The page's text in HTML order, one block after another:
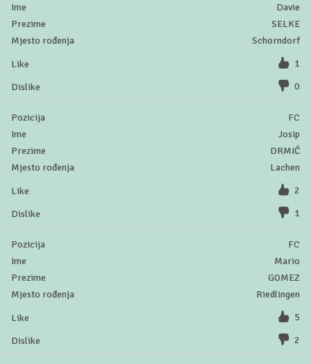
Davie
SELKE
Schorndorf
1
0
FC
Josip
DRMIĆ
Lachen
2
1
FC
Mario
GOMEZ
Riedlingen
5
2